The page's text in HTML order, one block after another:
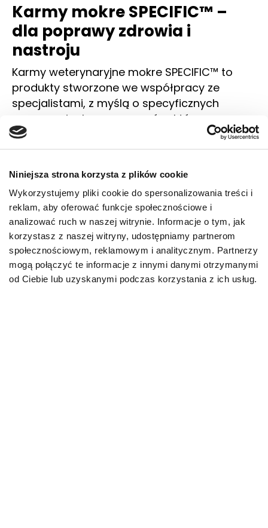
Niniejsza strona korzysta z plików cookie
Wykorzystujemy pliki cookie do spersonalizowania treści i
reklam, aby oferować funkcje społecznościowe i
analizować ruch w naszej witrynie. Informacje o tym, jak
korzystasz z naszej witryny, udostępniamy partnerom
społecznościowym, reklamowym i analitycznym. Partnerzy
mogą połączyć te informacje z innymi danymi otrzymanymi
od Ciebie lub uzyskanymi podczas korzystania z ich usług.
Karmy mokre SPECIFIC™ –
dla poprawy zdrowia i
nastroju
Karmy weterynaryjne mokre SPECIFIC™ to
produkty stworzone we współpracy ze
specjalistami, z myślą o specyficznych
wymaganiach czworonogów, które
potrzebują wzmożonej opieki ze względu na
określone schorzenia. Karmy te stanowią
być głównym lub jedynym źródłem
pożywienia. Odznaczają się
wyselekcjonowanymi składnikami najwyższej
jakości, ogromną smakowitością i przyjemną,
miękką konsystencją. Ich głównymi zaletami
są m.in.: wysokie stężenie dobroczynnych
kwasów omega-3 (EPA i DHA), brak